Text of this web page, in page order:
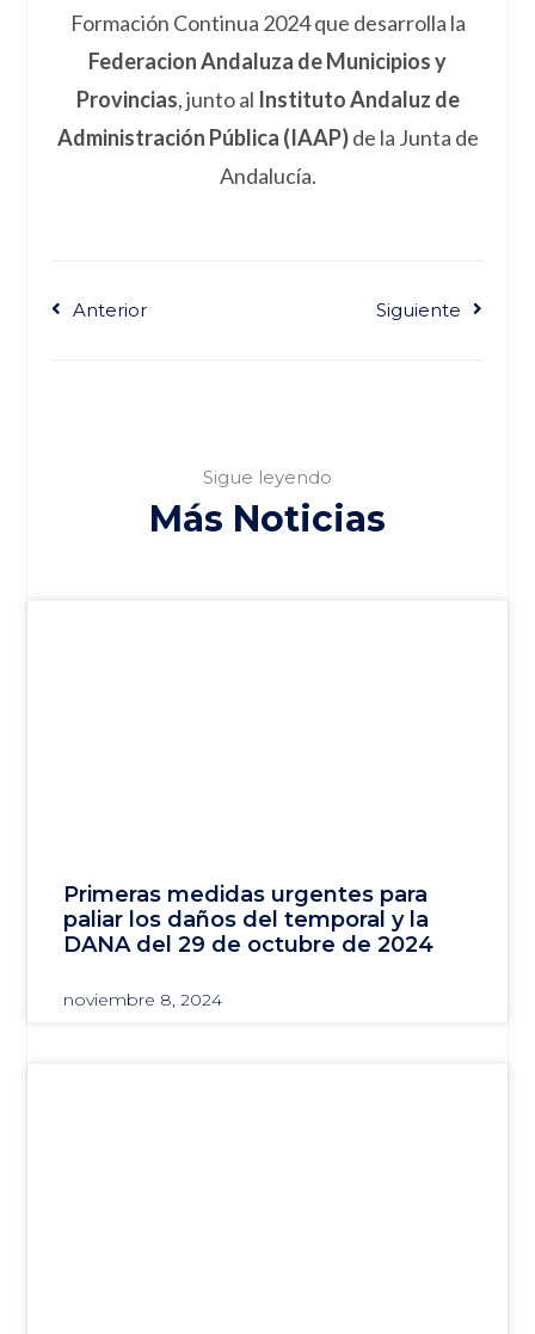
Formación Continua 2024 que desarrolla la
Federacion Andaluza de Municipios y
Provincias, junto al Instituto Andaluz de
Administración Pública (IAAP)de la Junta de
Andalucía.
Anterior Siguiente
Sigue leyendo
Más Noticias
Primeras medidas urgentes para
paliar los daños del temporal y la
DANA del 29 de octubre de 2024
noviembre 8, 2024